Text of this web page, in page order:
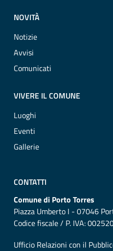
NOVITÀ
Notizie
Avvisi
Comunicati
VIVERE IL COMUNE
Luoghi
Eventi
Gallerie
CONTATTI
Comune di Porto Torres
Piazza Umberto I - 07046
Codice fiscale / P. IVA:
Ufficio Relazioni con il